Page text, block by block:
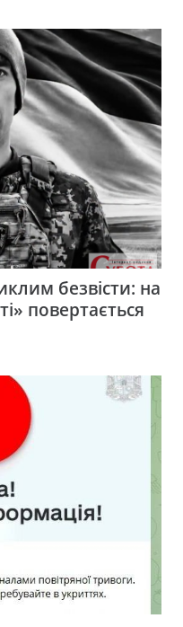
безвісти: на
повертається